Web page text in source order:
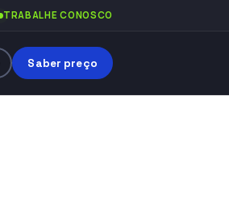
TRABALHE CONOSCO
Saber preço